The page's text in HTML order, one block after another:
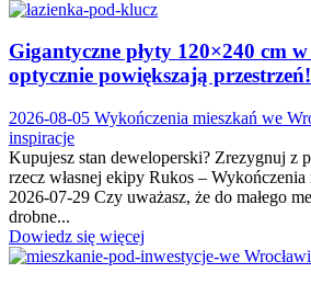
Gigantyczne płyty 120×240 cm w
optycznie powiększają przestrzeń!
2026-08-05 Wykończenia mieszkań we
inspiracje
Kupujesz stan deweloperski? Zrezygnuj z
rzecz własnej ekipy Rukos –
2026-07-29 Czy uważasz, że do małego
drobne...
Dowiedz się więcej